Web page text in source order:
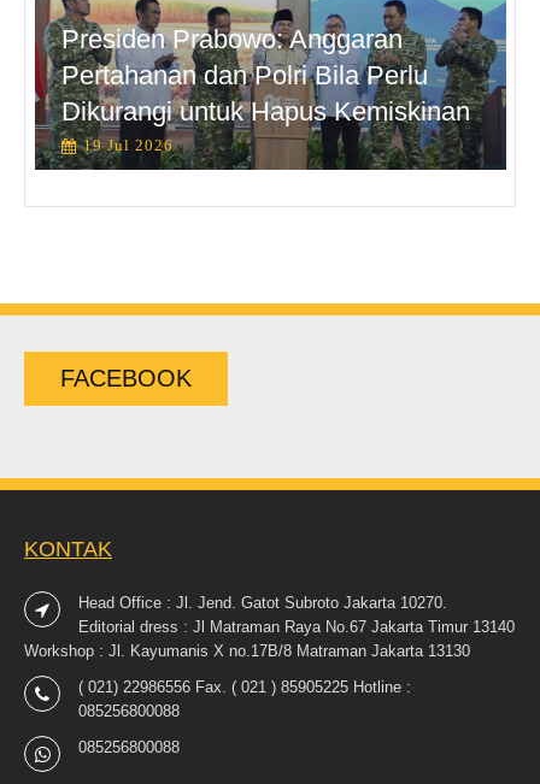
Presiden Prabowo: Anggaran
Pertahanan dan Polri Bila Perlu
Dikurangi untuk Hapus Kemiskinan
19 Jul 2026
FACEBOOK
KONTAK
Head Office : Jl. Jend. Gatot Subroto Jakarta 10270.
Editorial dress : Jl Matraman Raya No.67 Jakarta Timur 13140
Workshop : Jl. Kayumanis X no.17B/8 Matraman Jakarta 13130
( 021) 22986556 Fax. ( 021 ) 85905225 Hotline :
085256800088
085256800088